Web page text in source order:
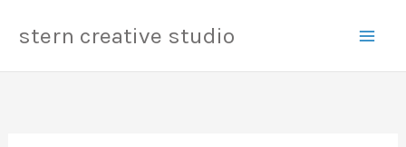
stern creative studio